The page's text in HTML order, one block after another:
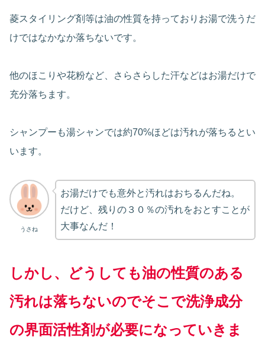
菱スタイリング剤等は油の性質を持っておりお湯で洗うだ
けではなかなか落ちないです。
他のほこりや花粉など、さらさらした汗などはお湯だけで
充分落ちます。
シャンプーも湯シャンでは約70%ほどは汚れが落ちるとい
います。
うさね
お湯だけでも意外と汚れはおちるんだね。
だけど、残りの３０％の汚れをおとすことが
大事なんだ！
しかし、どうしても油の性質のある
汚れは落ちないのでそこで洗浄成分
の界面活性剤が必要になっていきま